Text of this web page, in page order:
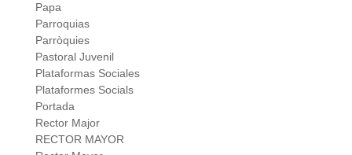
Papa
Parroquias
Parròquies
Pastoral Juvenil
Plataformas Sociales
Plataformes Socials
Portada
Rector Major
RECTOR MAYOR